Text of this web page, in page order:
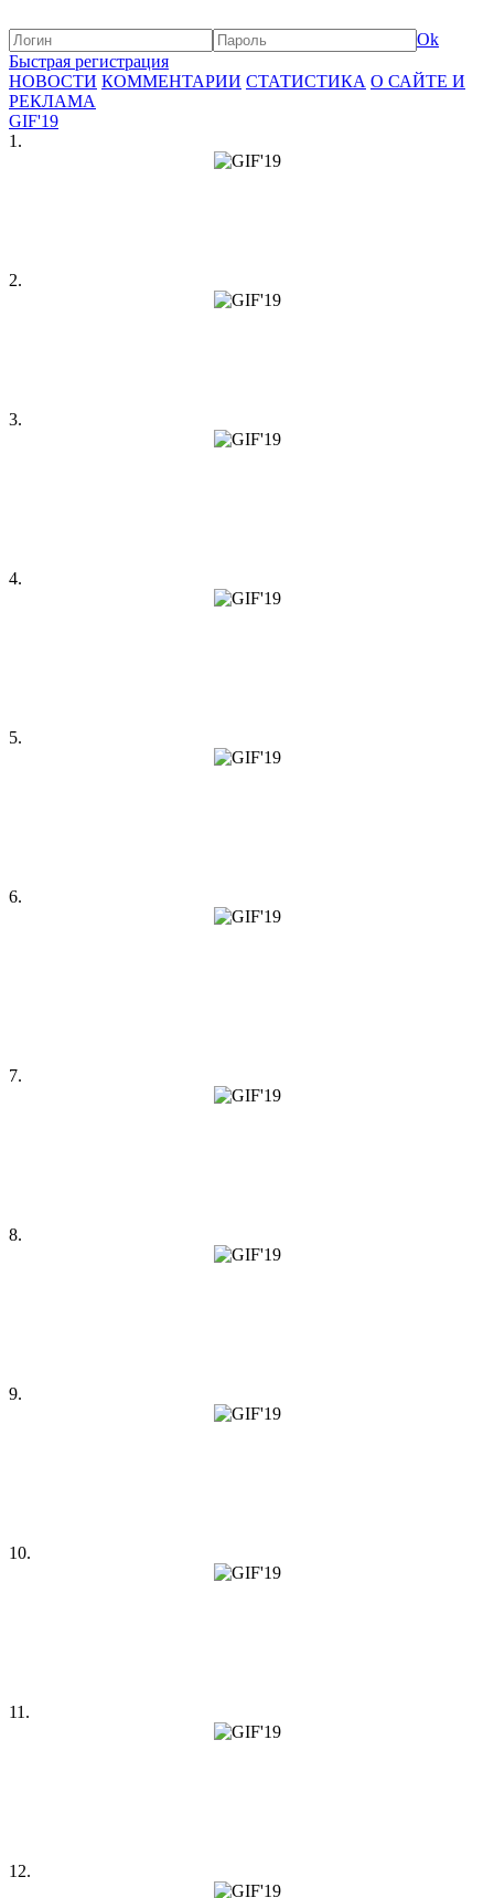
Ok
Быстрая регистрация
НОВОСТИ КОММЕНТАРИИ СТАТИСТИКА О САЙТЕ И
РЕКЛАМА
GIF'19
1.
2.
3.
4.
5.
6.
7.
8.
9.
10.
11.
12.